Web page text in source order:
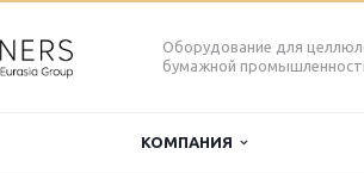
Оборудование для
бумажной
КОМПАНИЯ